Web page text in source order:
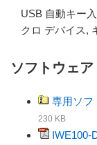
USB 自動キー
クロ デバイス,
ソフトウェ
専用ソフ
230 KB
IWE100-